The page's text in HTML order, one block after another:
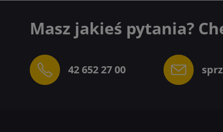
Masz jakieś pytania?
42 652 27 00